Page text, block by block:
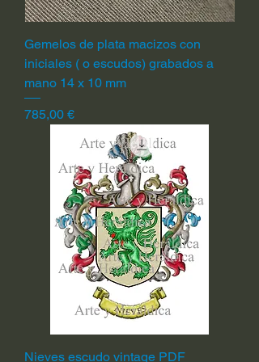
Gemelos de plata macizos con
iniciales ( o escudos) grabados a
mano 14 x 10 mm
Precio
785,00 €
Nieves escudo vintage PDF